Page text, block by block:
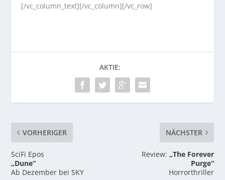
[/vc_column_text][/vc_column][/vc_row]
AKTIE:
VORHERIGER
SciFi Epos
„Dune“
Ab Dezember bei SKY
NÄCHSTER
Review: „The Forever
Purge“
Horrorthriller